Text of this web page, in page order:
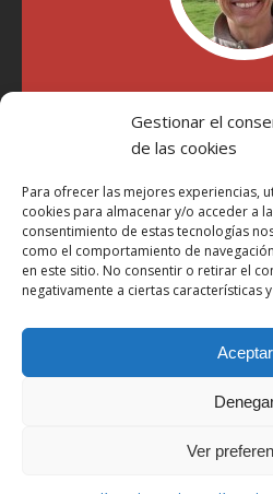
Gestionar el
de las cookies
Para ofrecer las mejores experiencias,
cookies para almacenar y/o acceder a
consentimiento de estas tecnologías
como el comportamiento de
en este sitio. No consentir o retirar el
negativamente a ciertas características
Aceptar
Ver
"Soy Manel Hospido, nací en
año 2007 he escrito sobre motos
Millatrece.com es una apuesta
participa"
Aviso Legal
Política de Privacidad
Más Información sobre Cookies